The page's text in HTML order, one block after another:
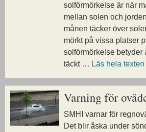
solförmörkelse är när
mellan solen och
månen täcker över
mörkt på vissa platser
solförmörkelse betyder
täckt … Läs hela texten
Varning för
SMHI varnar för
Det blir åska under